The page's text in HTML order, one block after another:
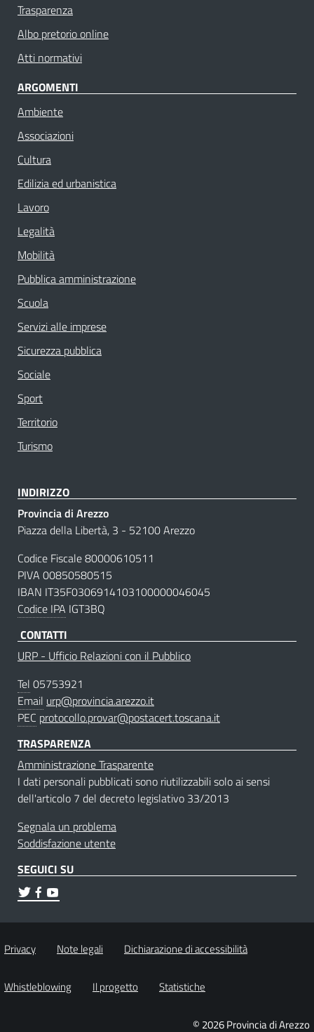
Trasparenza
Albo pretorio online
Atti normativi
ARGOMENTI
Ambiente
Associazioni
Cultura
Edilizia ed urbanistica
Lavoro
Legalità
Mobilità
Pubblica amministrazione
Scuola
Servizi alle imprese
Sicurezza pubblica
Sociale
Sport
Territorio
Turismo
INDIRIZZO
Provincia di Arezzo
Piazza della Libertà, 3 - 52100 Arezzo
Codice Fiscale 80000610511
PIVA 00850580515
IBAN IT35F0306914103100000046045
Codice IPA IGT3BQ
CONTATTI
URP - Ufficio Relazioni con il Pubblico
Tel 05753921
Email urp@provincia.arezzo.it
PEC protocollo.provar@postacert.toscana.it
TRASPARENZA
Amministrazione Trasparente
I dati personali pubblicati sono riutilizzabili solo ai sensi
dell'articolo 7 del decreto legislativo 33/2013
Segnala un problema
Soddisfazione utente
SEGUICI SU
Privacy Note legali Dichiarazione di accessibilità
Whistleblowing Il progetto Statistiche
© 2026 Provincia di Arezzo